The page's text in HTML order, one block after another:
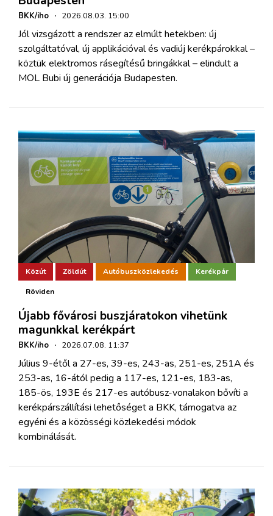
BKK/iho · 2026.08.03. 15:00
Jól vizsgázott a rendszer az elmúlt hetekben: új
szolgáltatóval, új applikációval és vadiúj kerékpárokkal –
köztük elektromos rásegítésű bringákkal – elindult a
MOL Bubi új generációja Budapesten.
Közút Zöldút Autóbuszközlekedés Kerékpár
Röviden
Újabb fővárosi buszjáratokon vihetünk
magunkkal kerékpárt
BKK/iho · 2026.07.08. 11:37
Július 9-étől a 27-es, 39-es, 243-as, 251-es, 251A és
253-as, 16-ától pedig a 117-es, 121-es, 183-as,
185-ös, 193E és 217-es autóbusz-vonalakon bővíti a
kerékpárszállítási lehetőséget a BKK, támogatva az
egyéni és a közösségi közlekedési módok
kombinálását.